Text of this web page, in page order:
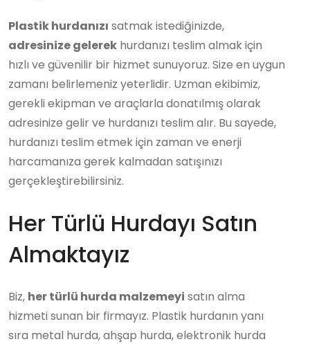
Plastik hurdanızı satmak istediğinizde,
adresinize gelerek hurdanızı teslim almak için
hızlı ve güvenilir bir hizmet sunuyoruz. Size en uygun
zamanı belirlemeniz yeterlidir. Uzman ekibimiz,
gerekli ekipman ve araçlarla donatılmış olarak
adresinize gelir ve hurdanızı teslim alır. Bu sayede,
hurdanızı teslim etmek için zaman ve enerji
harcamanıza gerek kalmadan satışınızı
gerçekleştirebilirsiniz.
Her Türlü Hurdayı Satın
Almaktayız
Biz, her türlü hurda malzemeyi satın alma
hizmeti sunan bir firmayız. Plastik hurdanın yanı
sıra metal hurda, ahşap hurda, elektronik hurda